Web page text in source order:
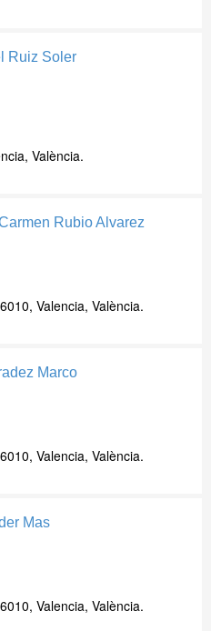
Ruiz Soler
València.
Rubio Alvarez
Valencia, València.
Marco
Valencia, València.
Mas
Valencia, València.